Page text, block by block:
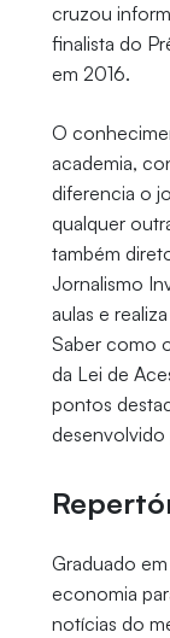
cruzou
finalista do
em 2016.
O
academia,
diferencia o
qualquer
também
Jornalismo
aulas e
Saber como
da Lei de
pontos
Graduado
economia
notícias do